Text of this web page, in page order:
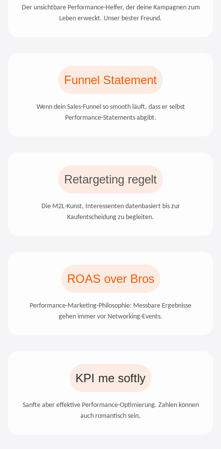
Der unsichtbare Performance-Helfer, der deine Kampagnen zum
Leben erweckt. Unser bester Freund.
Funnel Statement
Wenn dein Sales-Funnel so smooth läuft, dass er selbst
Performance-Statements abgibt.
Retargeting regelt
Die M2L-Kunst, Interessenten datenbasiert bis zur
Kaufentscheidung zu begleiten.
ROAS over Bros
Performance-Marketing-Philosophie: Messbare Ergebnisse
gehen immer vor Networking-Events.
KPI me softly
Sanfte aber effektive Performance-Optimierung. Zahlen können
auch romantisch sein.